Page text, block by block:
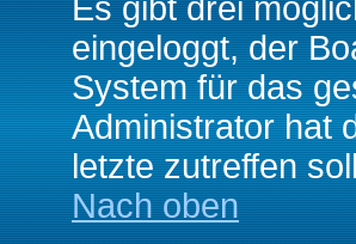
Es gibt drei
eingeloggt, der
System für das
Administrator hat
letzte zutreffen
Nach oben